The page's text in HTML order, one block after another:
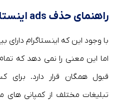
راهنمای حذف ads اینستاگرام :
اما این معنی را نمی دهد که
قبول همگان قرار دارد. برای
تبلیغات مختلف از کمپانی های